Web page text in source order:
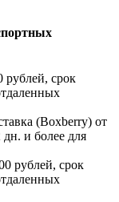
рублей, срок
(Boxberry) от
дн. и более для
рублей, срок